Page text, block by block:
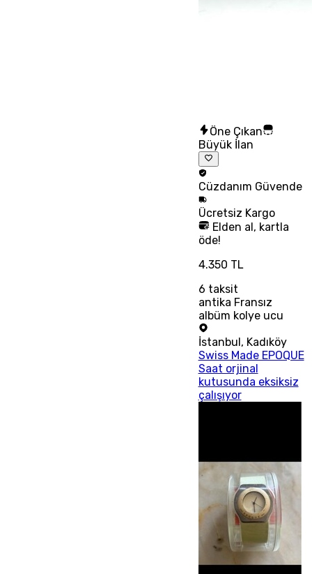
Öne Çıkan
Büyük İlan
Cüzdanım Güvende
Ücretsiz Kargo
Elden al, kartla
öde!
4.350 TL
6 taksit
antika Fransız
albüm kolye ucu
İstanbul, Kadıköy
Swiss Made EPOQUE
Saat orjinal
kutusunda eksiksiz
çalışıyor